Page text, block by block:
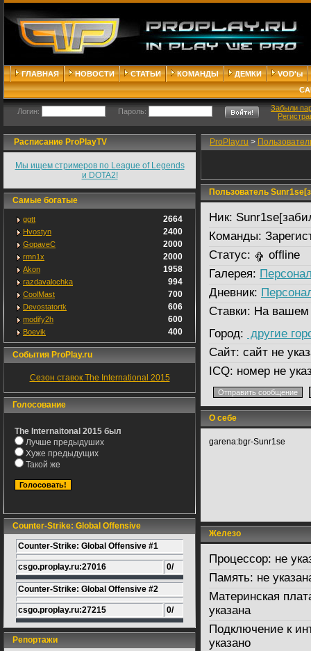
ГЛАВНАЯ НОВОСТИ СТАТЬИ КОМАНДЫ ДЕМКИ
VOD'ы
Логин: Пароль:
Забыли
Расписание ProPlayTV
Мы ищем стримеров по League of Legends
и DOTA2!
Самые богатые
ggtt 2664
Hvostyn 2400
GopaveC 2000
rmn1x 2000
Akon 1958
razdavalochka 994
CoolMast 700
Devostatortk 606
modify2h 600
Boevik 400
События ProPlay.ru
Сезон ставок The International 2015
Голосование
The Internaitonal 2015 был
Лучше предыдуших
Хуже предыдущих
Такой же
Counter-Strike: Global Offensive
Counter-Strike: Global Offensive #1
csgo.proplay.ru:27016 0/
Counter-Strike: Global Offensive #2
csgo.proplay.ru:27215 0/
Репортажи
ProPlay.ru >
Пользователь
Ник:
Команды:
Статус:
offline
Галерея:
Дневник:
Ставки: На вашем
Город: другие
Сайт: сайт не
ICQ: номер не
О себе
garena:bgr-Sunr1se
Железо
Процессор: не
Память: не
Материнская
указана
Подключение к
указано